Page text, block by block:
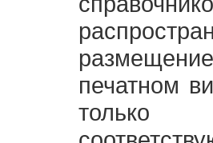
печатном
только